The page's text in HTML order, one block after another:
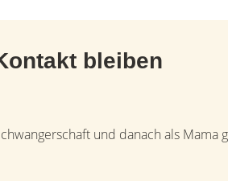
bleiben
und danach als Mama